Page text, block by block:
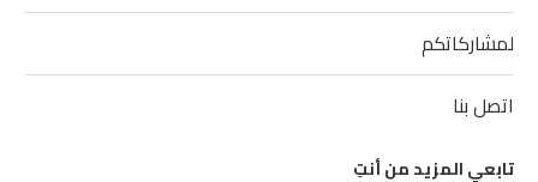
لمشاركاتكم
اتصل بنا
تابعي المزيد من أنتِ